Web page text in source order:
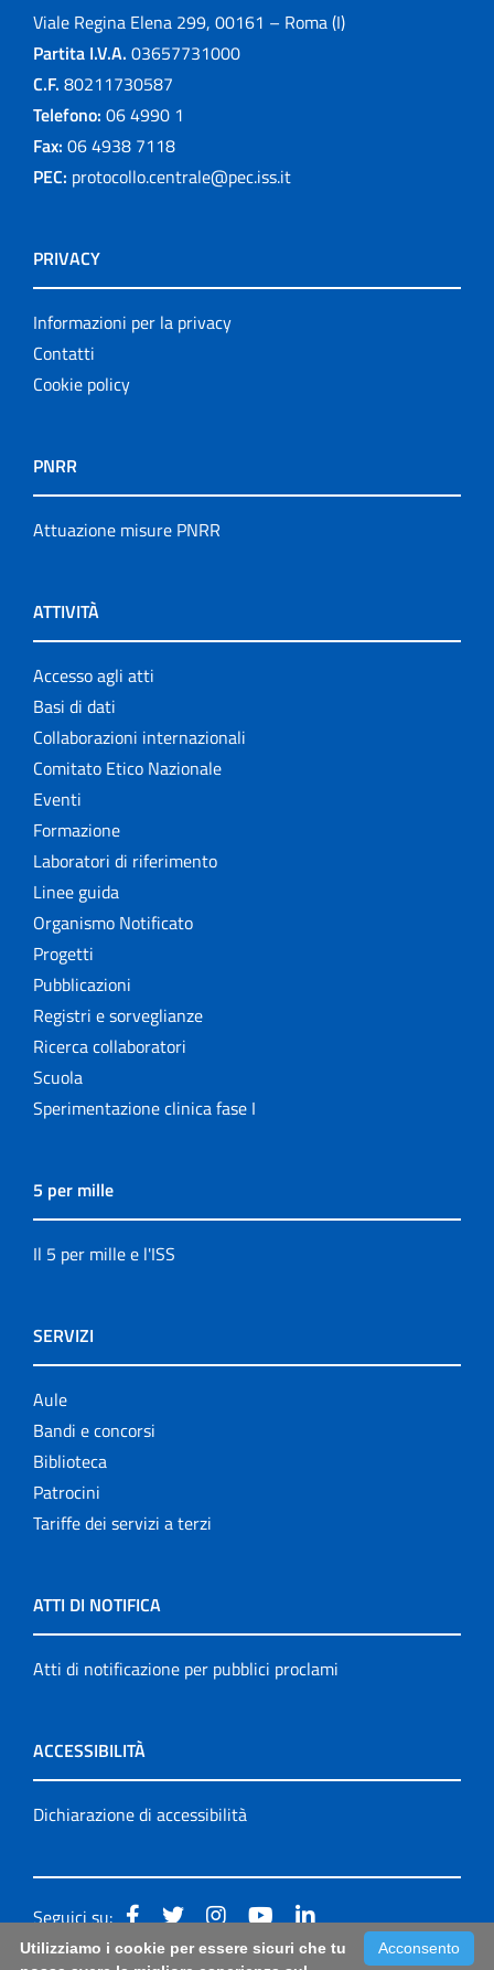
Viale Regina Elena 299, 00161 – Roma (I)
Partita I.V.A. 03657731000
C.F. 80211730587
Telefono: 06 4990 1
Fax: 06 4938 7118
PEC: protocollo.centrale@pec.iss.it
PRIVACY
Informazioni per la privacy
Contatti
Cookie policy
PNRR
Attuazione misure PNRR
ATTIVITÀ
Accesso agli atti
Basi di dati
Collaborazioni internazionali
Comitato Etico Nazionale
Eventi
Formazione
Laboratori di riferimento
Linee guida
Organismo Notificato
Progetti
Pubblicazioni
Registri e sorveglianze
Ricerca collaboratori
Scuola
Sperimentazione clinica fase I
5 per mille
Il 5 per mille e l'ISS
SERVIZI
Aule
Bandi e concorsi
Biblioteca
Patrocini
Tariffe dei servizi a terzi
ATTI DI NOTIFICA
Atti di notificazione per pubblici proclami
ACCESSIBILITÀ
Dichiarazione di accessibilità
Seguici su:
Acconsento
Utilizziamo i cookie per essere sicuri che tu